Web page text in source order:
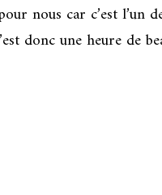
nous car c’est l’un
donc une heure de